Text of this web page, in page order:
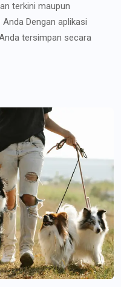
terkini maupun
Dengan aplikasi
tersimpan secara